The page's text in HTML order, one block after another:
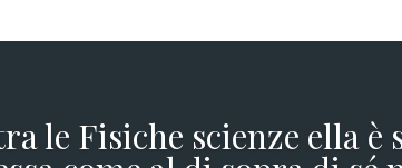
le Fisiche scienze ella è